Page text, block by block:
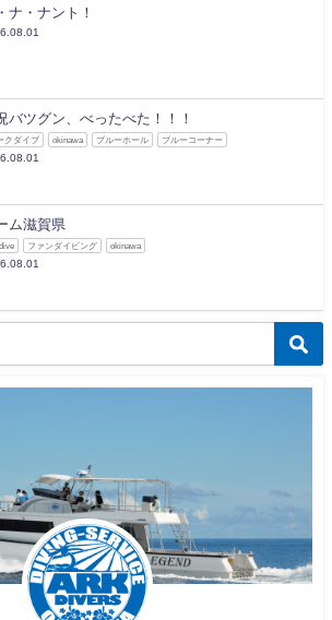
ナ・ナント！
バツグン、べったべた！！！
クダイブ okinawa ブルーホール ブルーコーナー
ム滋賀県
ファンダイビング okinawa